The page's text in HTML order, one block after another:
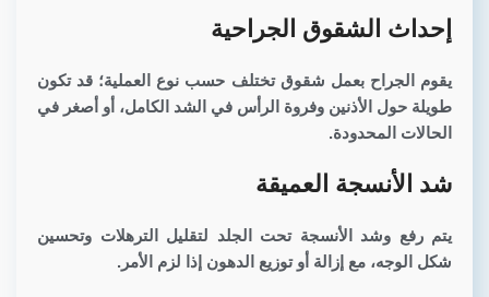
إحداث الشقوق الجراحية
يقوم الجراح بعمل شقوق تختلف حسب نوع العملية؛ قد تكون
طويلة حول الأذنين وفروة الرأس في الشد الكامل، أو أصغر في
الحالات المحدودة.
شد الأنسجة العميقة
يتم رفع وشد الأنسجة تحت الجلد لتقليل الترهلات وتحسين
شكل الوجه، مع إزالة أو توزيع الدهون إذا لزم الأمر.